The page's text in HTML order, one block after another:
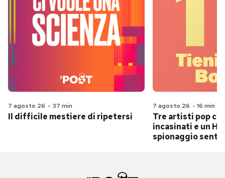
7 agosto 26 - 37 min
Il difficile mestiere di ripetersi
7 agosto 26 - 16 min
Tre artisti pop
incasinati e un
spionaggio